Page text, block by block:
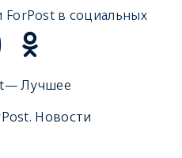
в социальных
Лучшее
Новости